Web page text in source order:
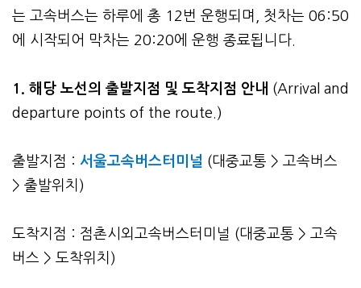
는 고속버스는 하루에 총 12번 운행되며, 첫차는 06:50
에 시작되어 막차는 20:20에 운행 종료됩니다.
1. 해당 노선의 출발지점 및 도착지점 안내 (Arrival and
departure points of the route.)
출발지점 : 서울고속버스터미널 (대중교통 > 고속버스
> 출발위치)
도착지점 : 점촌시외고속버스터미널 (대중교통 > 고속
버스 > 도착위치)